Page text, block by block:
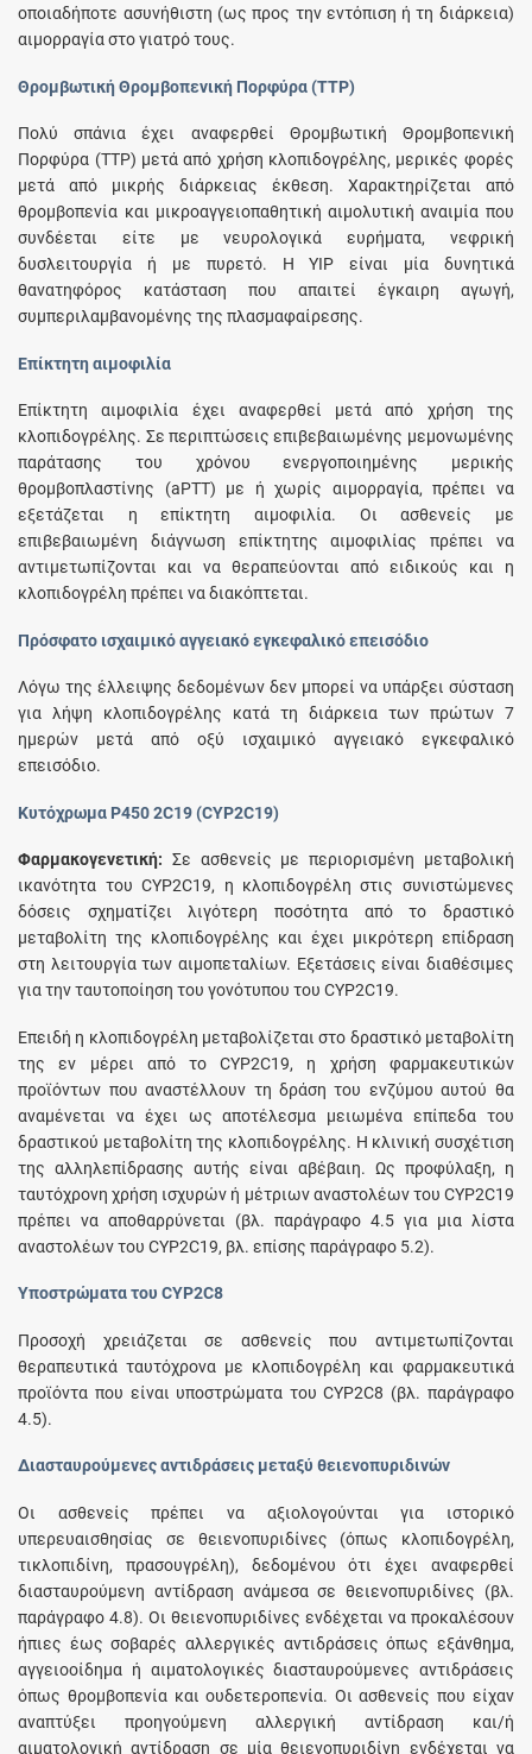
οποιαδήποτε ασυνήθιστη (ως προς την εντόπιση ή τη διάρκεια)
αιμορραγία στο γιατρό τους.
Θρομβωτική Θρομβοπενική Πορφύρα (TTP)
Πολύ σπάνια έχει αναφερθεί Θρομβωτική Θρομβοπενική
Πορφύρα (TTP) μετά από χρήση κλοπιδογρέλης, μερικές φορές
μετά από μικρής διάρκειας έκθεση. Χαρακτηρίζεται από
θρομβοπενία και μικροαγγειοπαθητική αιμολυτική αναιμία που
συνδέεται είτε με νευρολογικά ευρήματα, νεφρική
δυσλειτουργία ή με πυρετό. Η YIP είναι μία δυνητικά
θανατηφόρος κατάσταση που απαιτεί έγκαιρη αγωγή,
συμπεριλαμβανομένης της πλασμαφαίρεσης.
Επίκτητη αιμοφιλία
Επίκτητη αιμοφιλία έχει αναφερθεί μετά από χρήση της
κλοπιδογρέλης. Σε περιπτώσεις επιβεβαιωμένης μεμονωμένης
παράτασης του χρόνου ενεργοποιημένης μερικής
θρομβοπλαστίνης (aPTT) με ή χωρίς αιμορραγία, πρέπει να
εξετάζεται η επίκτητη αιμοφιλία. Οι ασθενείς με
επιβεβαιωμένη διάγνωση επίκτητης αιμοφιλίας πρέπει να
αντιμετωπίζονται και να θεραπεύονται από ειδικούς και η
κλοπιδογρέλη πρέπει να διακόπτεται.
Πρόσφατο ισχαιμικό αγγειακό εγκεφαλικό επεισόδιο
Λόγω της έλλειψης δεδομένων δεν μπορεί να υπάρξει σύσταση
για λήψη κλοπιδογρέλης κατά τη διάρκεια των πρώτων 7
ημερών μετά από οξύ ισχαιμικό αγγειακό εγκεφαλικό
επεισόδιο.
Κυτόχρωμα Ρ450 2C19 (CYP2C19)
Φαρμακογενετική: Σε ασθενείς με περιορισμένη μεταβολική
ικανότητα του CYP2C19, η κλοπιδογρέλη στις συνιστώμενες
δόσεις σχηματίζει λιγότερη ποσότητα από το δραστικό
μεταβολίτη της κλοπιδογρέλης και έχει μικρότερη επίδραση
στη λειτουργία των αιμοπεταλίων. Εξετάσεις είναι διαθέσιμες
για την ταυτοποίηση του γονότυπου του CYP2C19.
Επειδή η κλοπιδογρέλη μεταβολίζεται στο δραστικό μεταβολίτη
της εν μέρει από το CYP2C19, η χρήση φαρμακευτικών
προϊόντων που αναστέλλουν τη δράση του ενζύμου αυτού θα
αναμένεται να έχει ως αποτέλεσμα μειωμένα επίπεδα του
δραστικού μεταβολίτη της κλοπιδογρέλης. Η κλινική συσχέτιση
της αλληλεπίδρασης αυτής είναι αβέβαιη. Ως προφύλαξη, η
ταυτόχρονη χρήση ισχυρών ή μέτριων αναστολέων του CYP2C19
πρέπει να αποθαρρύνεται (βλ. παράγραφο 4.5 για μια λίστα
αναστολέων του CYP2C19, βλ. επίσης παράγραφο 5.2).
Υποστρώματα του CYP2C8
Προσοχή χρειάζεται σε ασθενείς που αντιμετωπίζονται
θεραπευτικά ταυτόχρονα με κλοπιδογρέλη και φαρμακευτικά
προϊόντα που είναι υποστρώματα του CYP2C8 (βλ. παράγραφο
4.5).
Διασταυρούμενες αντιδράσεις μεταξύ θειενοπυριδινών
Οι ασθενείς πρέπει να αξιολογούνται για ιστορικό
υπερευαισθησίας σε θειενοπυριδίνες (όπως κλοπιδογρέλη,
τικλοπιδίνη, πρασουγρέλη), δεδομένου ότι έχει αναφερθεί
διασταυρούμενη αντίδραση ανάμεσα σε θειενοπυριδίνες (βλ.
παράγραφο 4.8). Οι θειενοπυριδίνες ενδέχεται να προκαλέσουν
ήπιες έως σοβαρές αλλεργικές αντιδράσεις όπως εξάνθημα,
αγγειοοίδημα ή αιματολογικές διασταυρούμενες αντιδράσεις
όπως θρομβοπενία και ουδετεροπενία. Οι ασθενείς που είχαν
αναπτύξει προηγούμενη αλλεργική αντίδραση και/ή
αιματολογική αντίδραση σε μία θειενοπυριδίνη ενδέχεται να